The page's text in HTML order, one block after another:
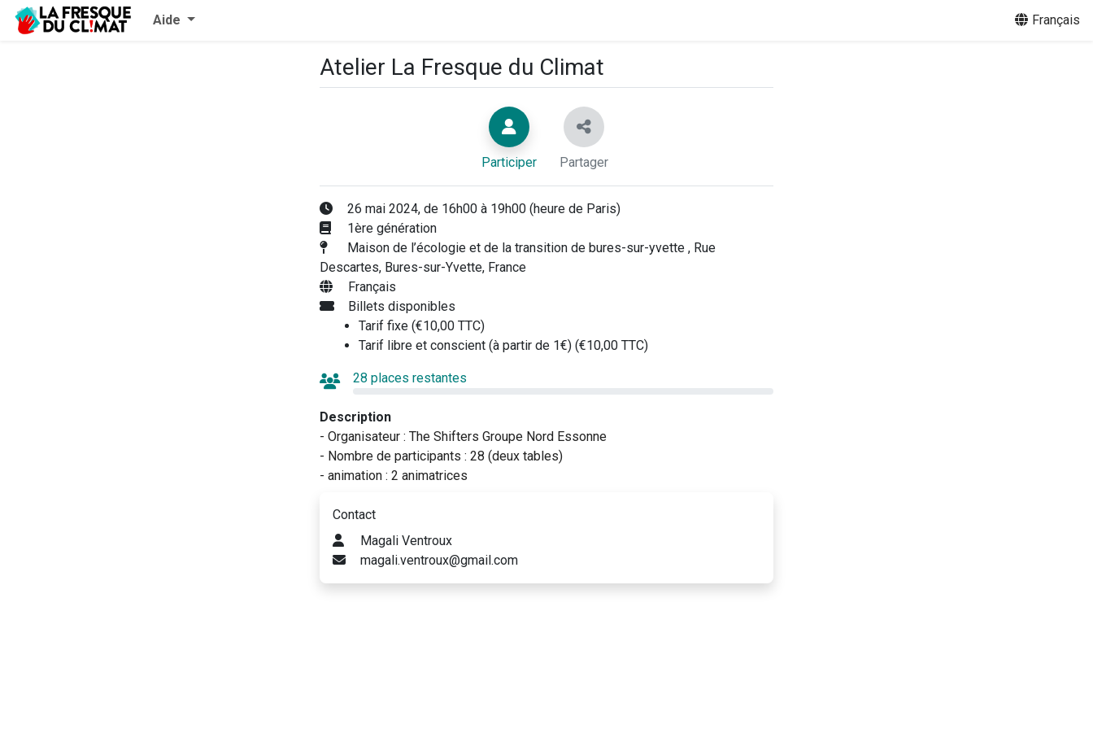
Aide Français
Atelier La Fresque du Climat
Participer Partager
26 mai 2024, de 16h00 à 19h00 (heure de Paris)
1ère génération
Maison de l’écologie et de la transition de bures-sur-yvette , Rue
Descartes, Bures-sur-Yvette, France
Français
Billets disponibles
Tarif fixe (€10,00 TTC)
Tarif libre et conscient (à partir de 1€) (€10,00 TTC)
28 places restantes
Description
- Organisateur : The Shifters Groupe Nord Essonne
- Nombre de participants : 28 (deux tables)
- animation : 2 animatrices
Contact
Magali Ventroux
magali.ventroux@gmail.com